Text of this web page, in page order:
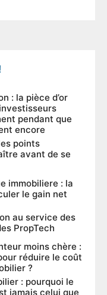
: la pièce d’or
pendant que
encore
points
avant de se
immobiliere : la
le gain net
au service des
PropTech
moins chère :
réduire le coût
?
: pourquoi le
jamais celui que